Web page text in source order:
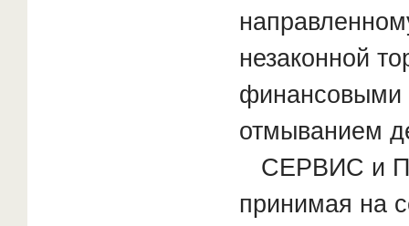
незаконной
финансовыми
отмыванием
СЕРВИС и
принимая на